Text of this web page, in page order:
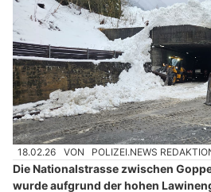
18.02.26 VON POLIZEI.NEWS
Die Nationalstrasse zwischen
wurde aufgrund der hohen